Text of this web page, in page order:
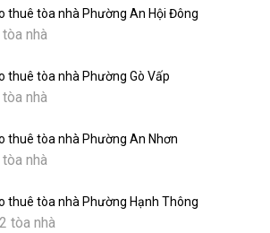
thuê tòa nhà Phường An Hội Đông
nhà
thuê tòa nhà Phường Gò Vấp
nhà
thuê tòa nhà Phường An Nhơn
nhà
thuê tòa nhà Phường Hạnh Thông
tòa nhà